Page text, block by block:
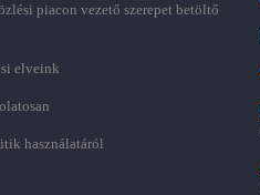
piacon vezető szerepet betöltő
elveink
használatáról